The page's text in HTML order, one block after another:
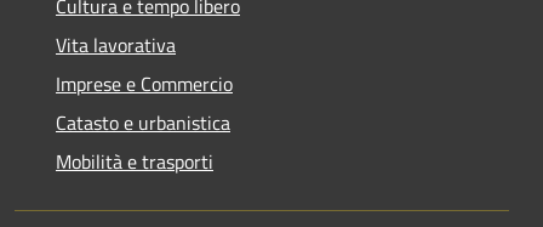
Cultura e tempo libero
Vita lavorativa
Imprese e Commercio
Catasto e urbanistica
Mobilità e trasporti